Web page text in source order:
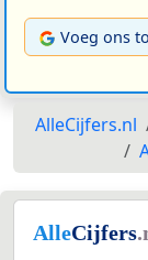
Voeg ons
AlleCijfers.nl